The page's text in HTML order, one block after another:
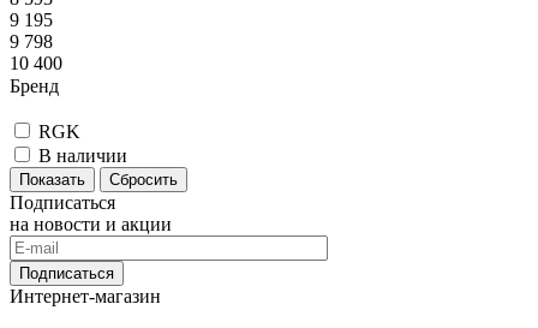
9 195
9 798
10 400
Бренд
RGK
В наличии
Сбросить
Подписаться
на новости и акции
Подписаться
Интернет-магазин